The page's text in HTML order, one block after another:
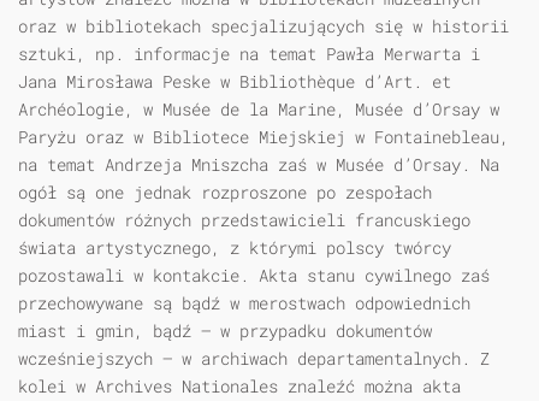
oraz w bibliotekach specjalizujących się w historii
sztuki, np. informacje na temat Pawła Merwarta i
Jana Mirosława Peske w Bibliothèque d’Art. et
Archéologie, w Musée de la Marine, Musée d’Orsay w
Paryżu oraz w Bibliotece Miejskiej w Fontainebleau,
na temat Andrzeja Mniszcha zaś w Musée d’Orsay. Na
ogół są one jednak rozproszone po zespołach
dokumentów różnych przedstawicieli francuskiego
świata artystycznego, z którymi polscy twórcy
pozostawali w kontakcie. Akta stanu cywilnego zaś
przechowywane są bądź w merostwach odpowiednich
miast i gmin, bądź — w przypadku dokumentów
wcześniejszych — w archiwach departamentalnych. Z
kolei w Archives Nationales znaleźć można akta